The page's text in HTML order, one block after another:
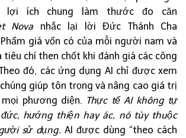
lợi ích chung làm thước đo căn
Nova nhắc lại lời Đức Thánh Cha
giá vốn có của mỗi người nam và
chí then chốt khi đánh giá các công
đó, các ứng dụng AI chỉ được xem
chúng giúp tôn trọng và nâng cao giá trị
phương diện. Thực tế AI không tự
hướng thiện hay ác, nó tùy thuộc
sử dụng. AI được dùng “theo cách